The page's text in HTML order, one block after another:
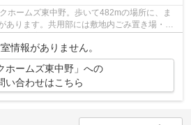
ホームズ東中野。歩いて482mの場所に、ま
あります。共用部には敷地内ごみ置き場・エ
情報がありません。
ホームズ東中野」への
い合わせはこちら